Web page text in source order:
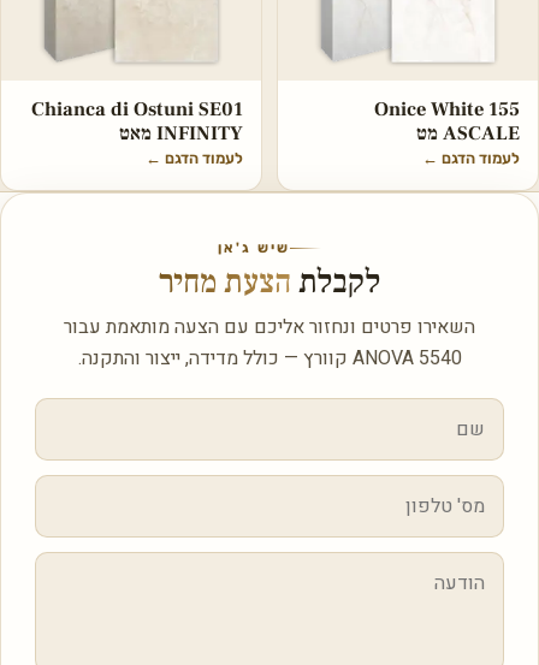
Onice White 155
ASCALE מט
לעמוד הדגם ←
Chianca di Ostuni SE01
INFINITY מאט
לעמוד הדגם ←
שיש ג'אן
לקבלת הצעת מחיר
השאירו פרטים ונחזור אליכם עם הצעה מותאמת עבור
ANOVA 5540 קוורץ — כולל מדידה, ייצור והתקנה.